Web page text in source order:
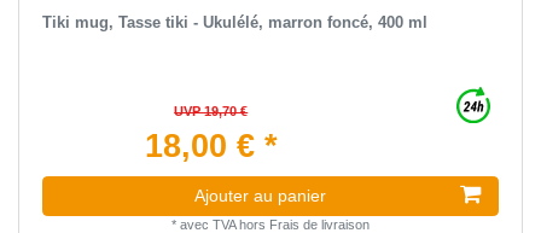
Tiki mug, Tasse tiki - Ukulélé, marron foncé, 400 ml
UVP 19,70 €
18,00 € *
Ajouter au panier
* avec TVAhors Frais de livraison